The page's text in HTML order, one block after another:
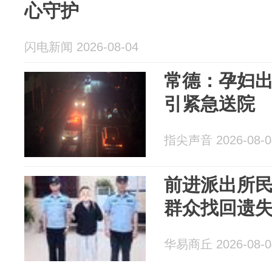
心守护
闪电新闻 2026-08-04
常德：孕妇出血
引紧急送院
指尖声音 2026-08-
前进派出所
群众找回遗
华易商丘 2026-08-